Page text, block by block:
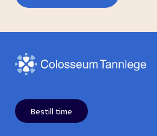
Bestill time